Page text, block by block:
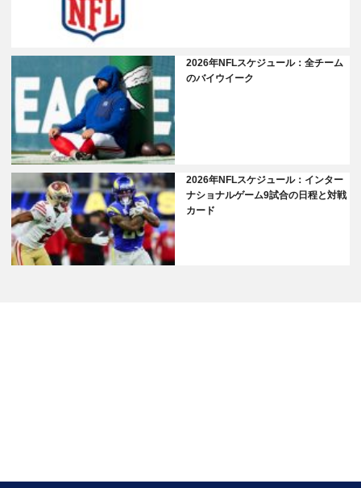
2026年NFLスケジュール：全チーム
のバイウイーク
2026年NFLスケジュール：インター
ナショナルゲーム9試合の日程と対戦
カード